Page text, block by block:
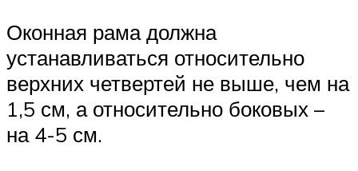
Оконная рама должна
устанавливаться относительно
верхних четвертей не выше, чем на
1,5 см, а относительно боковых –
на 4-5 см.